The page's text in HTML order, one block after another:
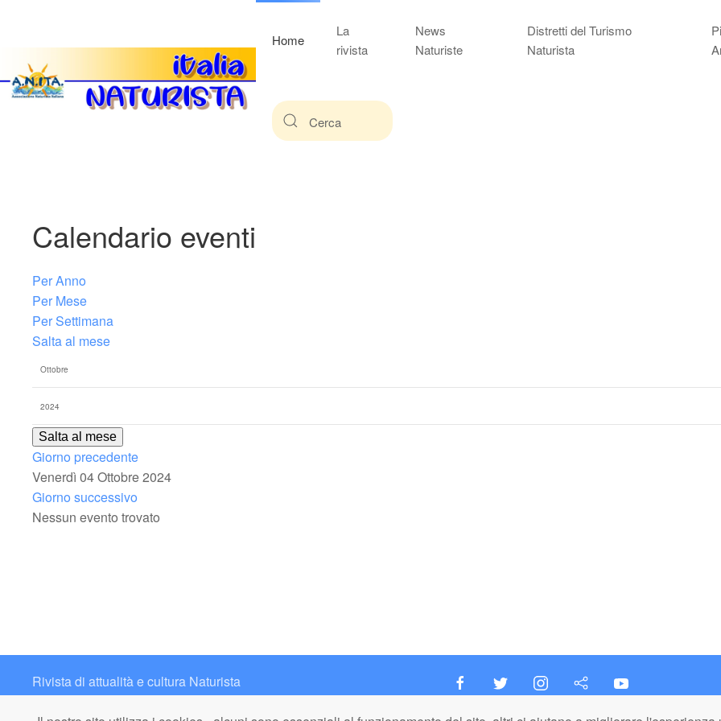
Home
La
rivista
News
Naturiste
Distretti del Turismo
Naturista
Calendario eventi
Per Anno
Per Mese
Per Settimana
Salta al mese
Salta al mese
Giorno precedente
Venerdì 04 Ottobre 2024
Giorno successivo
Nessun evento trovato
Rivista di attualità e cultura Naturista
Contatto: redazione@italianaturista.it